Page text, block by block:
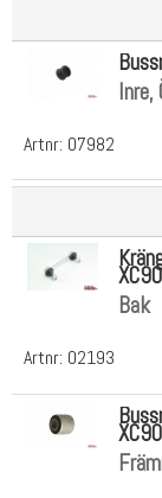
Artnr: 07982
Inre,
Artnr: 02193
XC90
Bak
XC90